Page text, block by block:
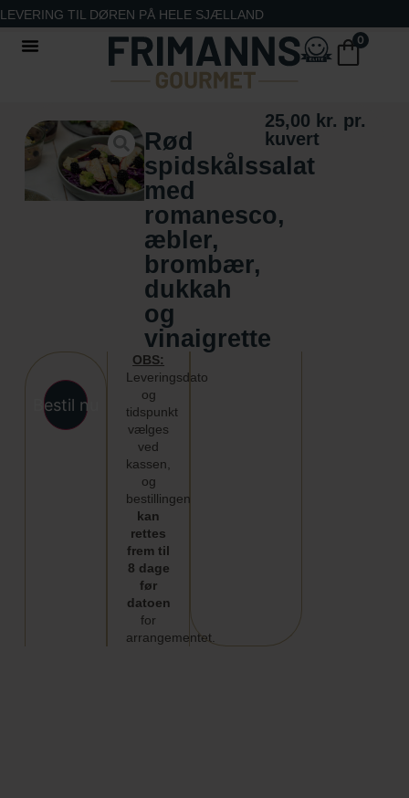
LEVERING TIL DØREN PÅ HELE SJÆLLAND
0
Rød
spidskålssalat
med
romanesco,
æbler,
brombær,
dukkah
og
vinaigrette
25,00 kr. pr.
kuvert
Bestil nu
OBS:
Leveringsdato
og
tidspunkt
vælges
ved
kassen,
og
bestillingen
kan
rettes
frem til
8 dage
før
datoen
for
arrangementet.